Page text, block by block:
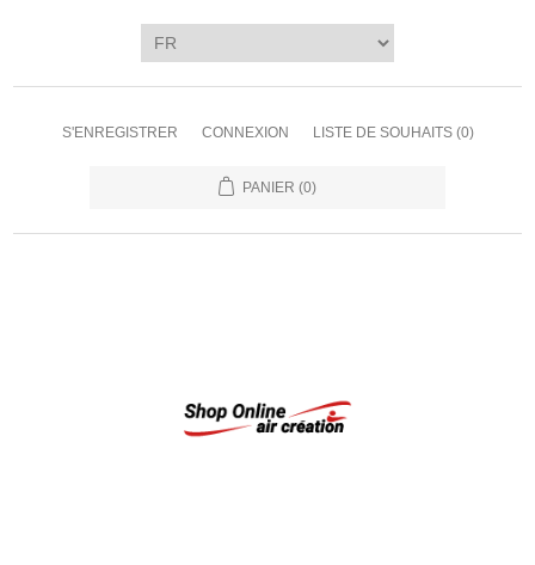
S'ENREGISTRER CONNEXION LISTE DE SOUHAITS (0)
PANIER (0)